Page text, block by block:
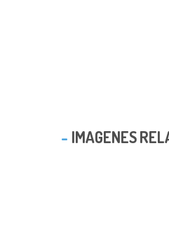
IMAGENES